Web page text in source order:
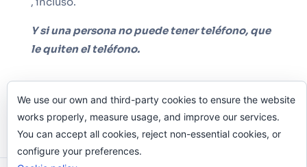
Y si una persona no puede tener teléfono, que
le quiten el teléfono.
We use our own and third-party cookies to ensure the website
works properly, measure usage, and improve our services.
You can accept all cookies, reject non-essential cookies, or
configure your preferences.